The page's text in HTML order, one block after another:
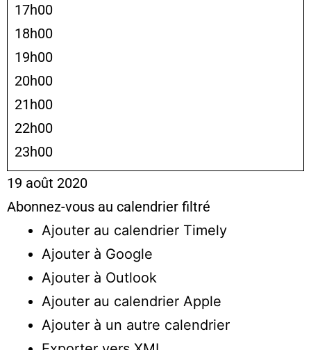
17h00
18h00
19h00
20h00
21h00
22h00
23h00
19 août 2020
Abonnez-vous au calendrier filtré
Ajouter au calendrier Timely
Ajouter à Google
Ajouter à Outlook
Ajouter au calendrier Apple
Ajouter à un autre calendrier